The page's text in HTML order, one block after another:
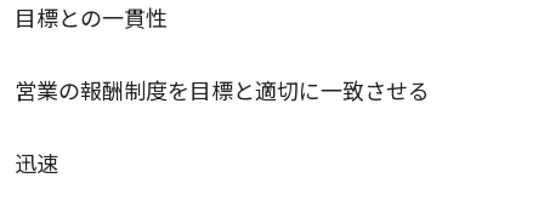
目標との一貫性
営業の報酬制度を目標と適切に一致させる
迅速